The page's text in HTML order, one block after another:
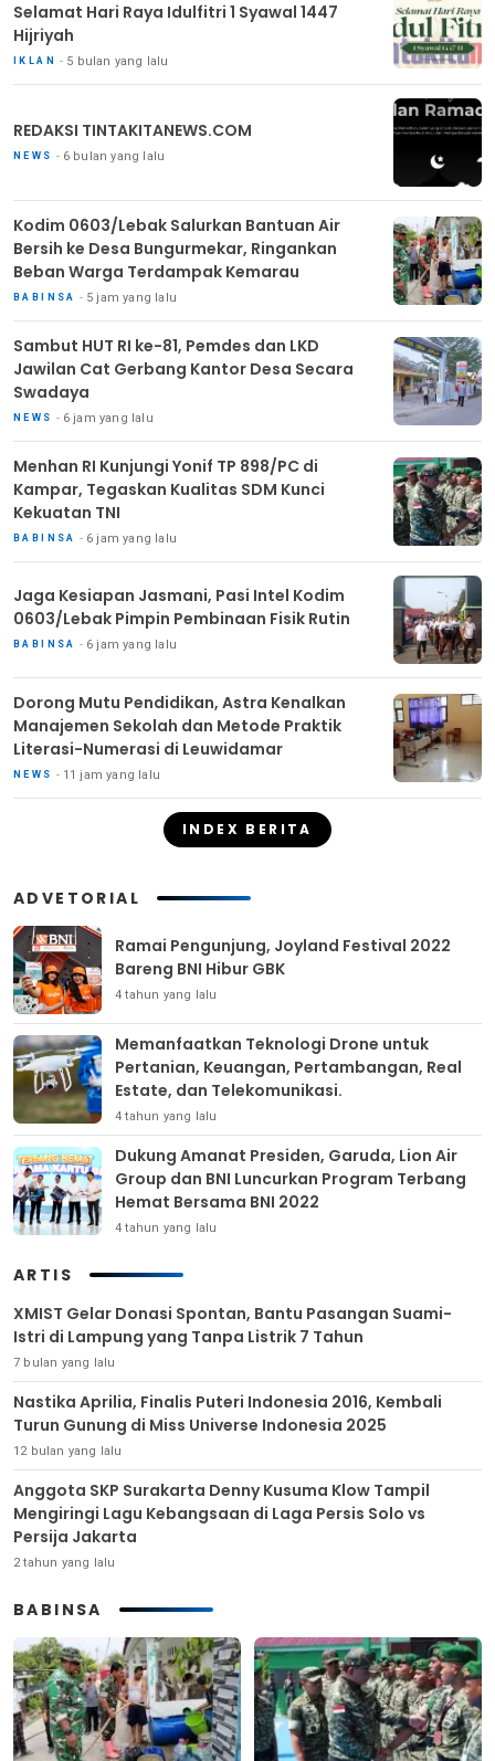
Selamat Hari Raya Idulfitri 1 Syawal 1447
Hijriyah
IKLAN 5 bulan yang lalu
REDAKSI TINTAKITANEWS.COM
NEWS 6 bulan yang lalu
Kodim 0603/Lebak Salurkan Bantuan Air
Bersih ke Desa Bungurmekar, Ringankan
Beban Warga Terdampak Kemarau
BABINSA 5 jam yang lalu
Sambut HUT RI ke-81, Pemdes dan LKD
Jawilan Cat Gerbang Kantor Desa Secara
Swadaya
NEWS 6 jam yang lalu
Menhan RI Kunjungi Yonif TP 898/PC di
Kampar, Tegaskan Kualitas SDM Kunci
Kekuatan TNI
BABINSA 6 jam yang lalu
Jaga Kesiapan Jasmani, Pasi Intel Kodim
0603/Lebak Pimpin Pembinaan Fisik Rutin
BABINSA 6 jam yang lalu
Dorong Mutu Pendidikan, Astra Kenalkan
Manajemen Sekolah dan Metode Praktik
Literasi-Numerasi di Leuwidamar
NEWS 11 jam yang lalu
INDEX BERITA
ADVETORIAL
Ramai Pengunjung, Joyland Festival 2022
Bareng BNI Hibur GBK
4 tahun yang lalu
Memanfaatkan Teknologi Drone untuk
Pertanian, Keuangan, Pertambangan, Real
Estate, dan Telekomunikasi.
4 tahun yang lalu
Dukung Amanat Presiden, Garuda, Lion Air
Group dan BNI Luncurkan Program Terbang
Hemat Bersama BNI 2022
4 tahun yang lalu
ARTIS
XMIST Gelar Donasi Spontan, Bantu Pasangan Suami-
Istri di Lampung yang Tanpa Listrik 7 Tahun
7 bulan yang lalu
Nastika Aprilia, Finalis Puteri Indonesia 2016, Kembali
Turun Gunung di Miss Universe Indonesia 2025
12 bulan yang lalu
Anggota SKP Surakarta Denny Kusuma Klow Tampil
Mengiringi Lagu Kebangsaan di Laga Persis Solo vs
Persija Jakarta
2 tahun yang lalu
BABINSA